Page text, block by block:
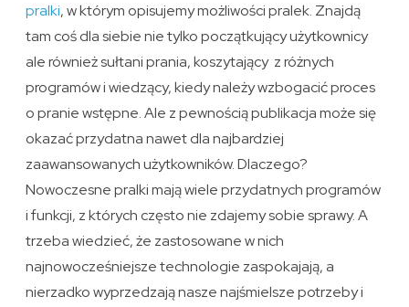
pralki, w którym opisujemy możliwości pralek. Znajdą
tam coś dla siebie nie tylko początkujący użytkownicy
ale również sułtani prania, koszytający z różnych
programów i wiedzący, kiedy należy wzbogacić proces
o pranie wstępne. Ale z pewnością publikacja może się
okazać przydatna nawet dla najbardziej
zaawansowanych użytkowników. Dlaczego?
Nowoczesne pralki mają wiele przydatnych programów
i funkcji, z których często nie zdajemy sobie sprawy. A
trzeba wiedzieć, że zastosowane w nich
najnowocześniejsze technologie zaspokajają, a
nierzadko wyprzedzają nasze najśmielsze potrzeby i